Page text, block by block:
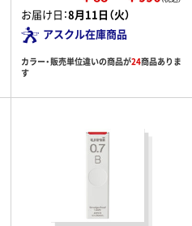
お届け日：8月11日（火）
アスクル在庫商品
カラー・販売単位違いの商品が24商品ありま
す